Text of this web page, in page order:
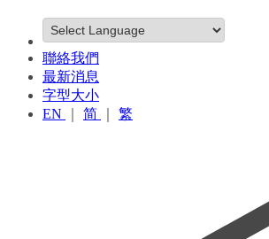
聯絡我們
最新消息
字型大小
EN
简 繁